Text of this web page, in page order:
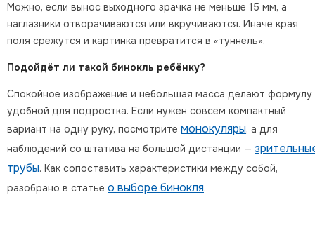
Можно, если вынос выходного зрачка не меньше 15 мм, а
наглазники отворачиваются или вкручиваются. Иначе края
поля срежутся и картинка превратится в «туннель».
Подойдёт ли такой бинокль ребёнку?
Спокойное изображение и небольшая масса делают формулу
удобной для подростка. Если нужен совсем компактный
вариант на одну руку, посмотрите монокуляры, а для
наблюдений со штатива на большой дистанции —
трубы. Как сопоставить характеристики между собой,
разобрано в статье о выборе бинокля.